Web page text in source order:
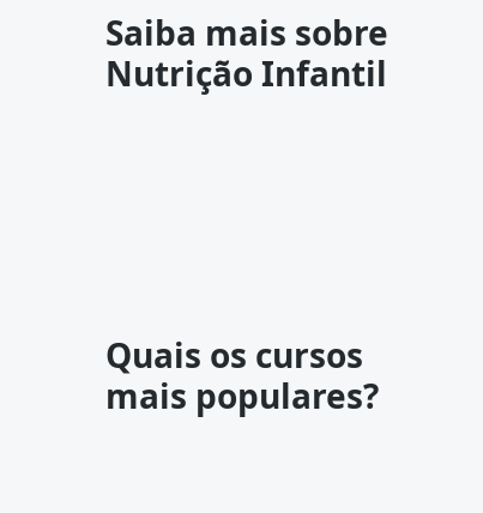
Saiba mais sobre
Nutrição Infantil
Quais os cursos
mais populares?